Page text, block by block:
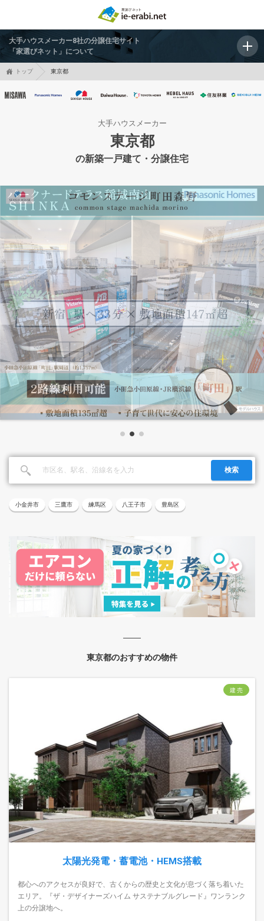
大手ハウスメーカー8社の分譲住宅サイト
「家選びネット」について
トップ 東京都
大手ハウスメーカー
東京都
の新築一戸建て・分譲住宅
検索
小金井市 三鷹市 練馬区 八王子市 豊島区
東京都のおすすめの物件
建 売
太陽光発電・蓄電池・HEMS搭載
都心へのアクセスが良好で、古くからの歴史と文化が息づく落ち着いた
エリア。『ザ・デザイナーズハイム サステナブルグレード』ワンランク
上の分譲地へ。